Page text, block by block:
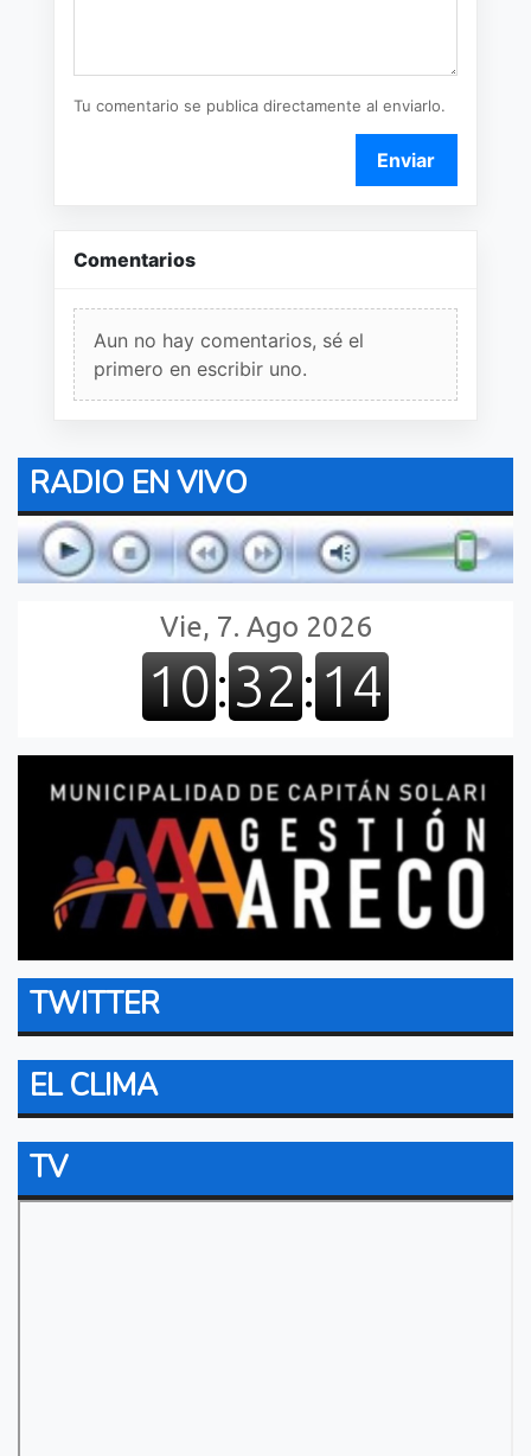
Tu comentario se publica directamente al enviarlo.
Enviar
Comentarios
Aun no hay comentarios, sé el
primero en escribir uno.
RADIO EN VIVO
TWITTER
EL CLIMA
TV